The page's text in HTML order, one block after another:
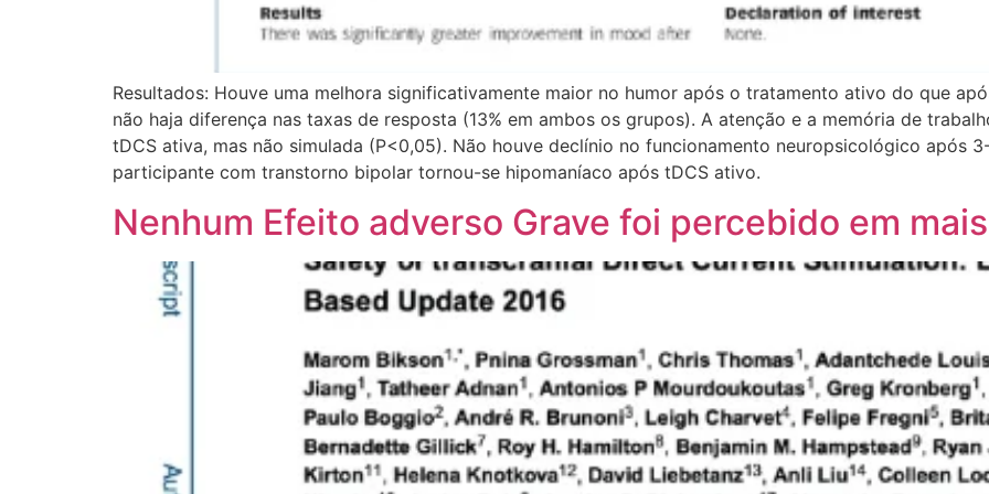
Resultados: Houve uma melhora significativamente maior no humor após o tratamento ativo do que
não haja diferença nas taxas de resposta (13% em ambos os grupos). A atenção e a memória de
tDCS ativa, mas não simulada (P<0,05). Não houve declínio no funcionamento neuropsicológico após
participante com transtorno bipolar tornou-se hipomaníaco após tDCS ativo.
Nenhum Efeito adverso Grave foi percebido em